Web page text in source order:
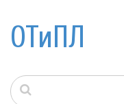
ОТиПЛ